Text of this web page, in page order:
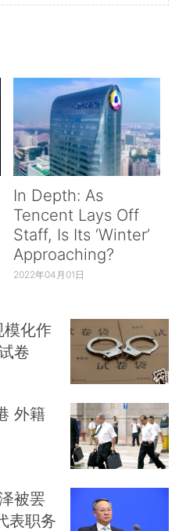
In Depth: As
Tencent Lays Off
Staff, Is Its ‘Winter’
Approaching?
2022年04月01日
模化作
卷
外籍
被罢
表职务